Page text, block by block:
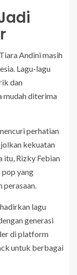
Andini masih
Lagu-lagu
dan
mudah diterima
perhatian
kekuatan
itu, Rizky Febian
pop yang
perasaan.
lagu
generasi
di platform
untuk berbagai